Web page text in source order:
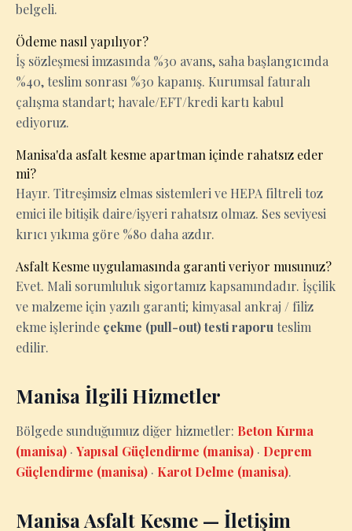
belgeli.
Ödeme nasıl yapılıyor?
İş sözleşmesi imzasında %30 avans, saha başlangıcında
%40, teslim sonrası %30 kapanış. Kurumsal faturalı
çalışma standart; havale/EFT/kredi kartı kabul
ediyoruz.
Manisa'da asfalt kesme apartman içinde rahatsız eder
mi?
Hayır. Titreşimsiz elmas sistemleri ve HEPA filtreli toz
emici ile bitişik daire/işyeri rahatsız olmaz. Ses seviyesi
kırıcı yıkıma göre %80 daha azdır.
Asfalt Kesme uygulamasında garanti veriyor musunuz?
Evet. Mali sorumluluk sigortamız kapsamındadır. İşçilik
ve malzeme için yazılı garanti; kimyasal ankraj / filiz
ekme işlerinde çekme (pull-out) testi raporu teslim
edilir.
Manisa İlgili Hizmetler
Bölgede sunduğumuz diğer hizmetler: Beton Kırma
(manisa) · Yapısal Güçlendirme (manisa) · Deprem
Güçlendirme (manisa) · Karot Delme (manisa).
Manisa Asfalt Kesme — İletişim